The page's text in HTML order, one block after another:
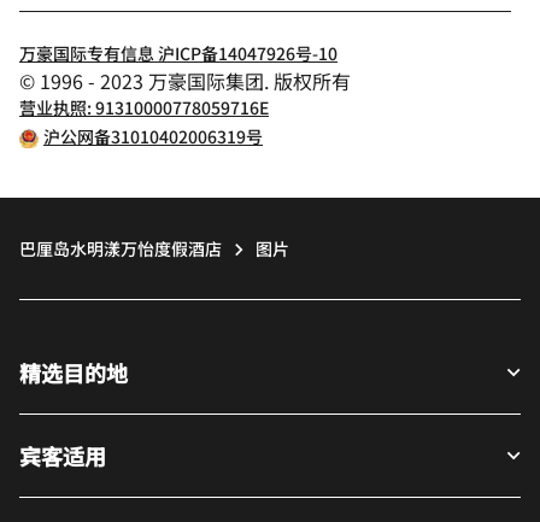
万豪国际专有信息 沪ICP备14047926号-10
© 1996 - 2023 万豪国际集团. 版权所有
营业执照: 91310000778059716E
沪公网备31010402006319号
巴厘岛水明漾万怡度假酒店 图片
精选目的地
宾客适用